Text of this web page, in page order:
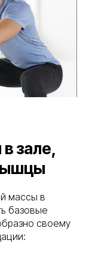
зале,
массы в
базовые
своему